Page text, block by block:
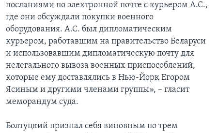
посланиями по электронной почте с курьером А.С.,
где они обсуждали покупки военного
оборудования. А.С. был дипломатическим
курьером, работавшим на правительство Беларуси
и использовавшим дипломатическую почту для
нелегального вывоза военных приспособлений,
которые ему доставлялись в Нью-Йорк Егором
Ясиным и другими членами группы», – гласит
меморандум суда.
Болтуцкий признал себя виновным по трем